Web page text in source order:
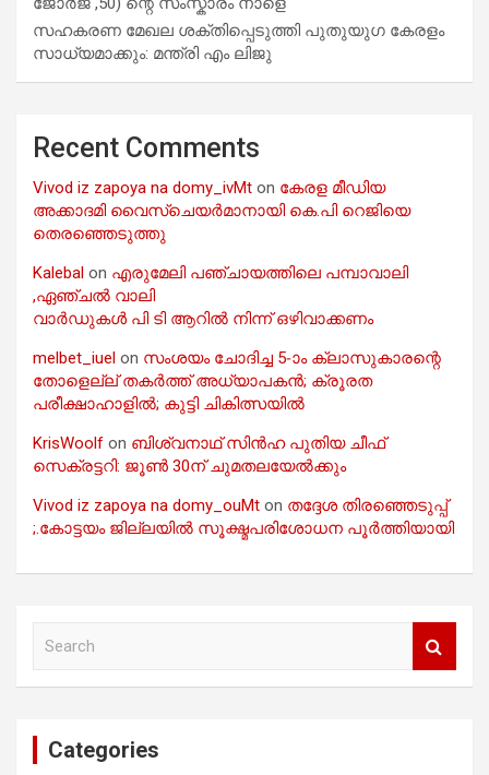
സഹകരണ മേഖല ശക്തിപ്പെടുത്തി പുതുയുഗ കേരളം
സാധ്യമാക്കും: മന്ത്രി എം ലിജു
Recent Comments
Vivod iz zapoya na domy_ivMt on കേരള മീഡിയ
അക്കാദമി വൈസ്ചെയർമാനായി കെ.പി റെജിയെ
തെരഞ്ഞെടുത്തു
Kalebal on എരുമേലി പഞ്ചായത്തിലെ പമ്പാവാലി
,ഏഞ്ചൽ വാലി
വാർഡുകൾ പി ടി ആറിൽ നിന്ന് ഒഴിവാക്കണം
melbet_iuel on സംശയം ചോദിച്ച 5-ാം ക്ലാസുകാരന്റെ
തോളെല്ല് തകർത്ത് അധ്യാപകൻ; ക്രൂരത
പരീക്ഷാഹാളിൽ; കുട്ടി ചികിത്സയിൽ
KrisWoolf on ബിശ്വനാഥ് സിൻഹ പുതിയ ചീഫ്
സെക്രട്ടറി: ജൂൺ 30ന് ചുമതലയേൽക്കും
Vivod iz zapoya na domy_ouMt on തദ്ദേശ തിരഞ്ഞെടുപ്പ്
;.കോട്ടയം ജില്ലയിൽ സൂക്ഷ്മപരിശോധന പൂർത്തിയായി
Categories